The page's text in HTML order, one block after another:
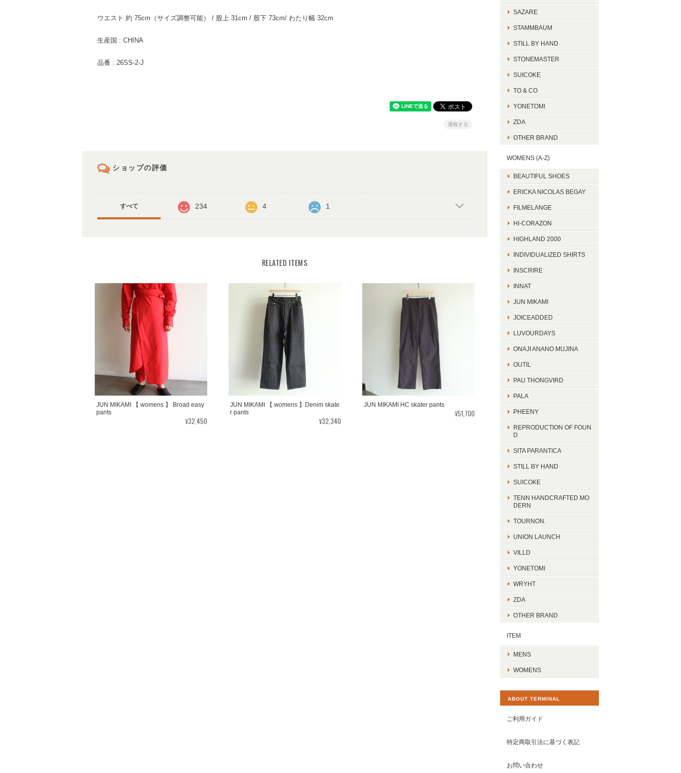
ウエスト 約 75cm（サイズ調整可能） / 股上 31cm / 股下 73cm/ わたり幅 32cm
生産国 : CHINA
品番 : 26SS-2-J
通報する
ショップの評価
すべて 234 4 1
RELATED ITEMS
JUN MIKAMI 【 womens 】 Broad easy
pants
¥32,450
JUN MIKAMI 【 womens 】Denim skate
r pants
¥32,340
JUN MIKAMI HC skater pants
¥51,700
SAZARE
STAMMBAUM
STILL BY HAND
STONEMASTER
SUICOKE
TO & CO
YONETOMI
ZDA
OTHER BRAND
WOMENS (A-Z)
BEAUTIFUL SHOES
ERICKA NICOLAS BEGAY
FILMELANGE
HI-CORAZON
HIGHLAND 2000
INDIVIDUALIZED SHIRTS
INSCRIRE
INNAT
JUN MIKAMI
JOICEADDED
LUVOURDAYS
ONAJI ANANO MUJINA
OUTIL
PAU THONGVIRD
PALA
PHEENY
REPRODUCTION OF FOUN
D
SITA PARANTICA
STILL BY HAND
SUICOKE
TENN HANDCRAFTED MO
DERN
TOURNON.
UNION LAUNCH
VILLD
YONETOMI
WRYHT
ZDA
OTHER BRAND
ITEM
MENS
WOMENS
ABOUT TERMINAL
ご利用ガイド
特定商取引法に基づく表記
お問い合わせ